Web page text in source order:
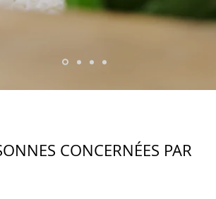
CONCERNÉES PAR